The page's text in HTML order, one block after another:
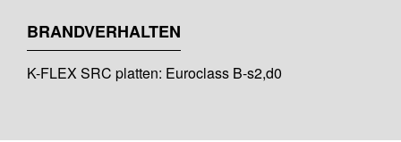
BRANDVERHALTEN
K-FLEX SRC platten: Euroclass B-s2,d0